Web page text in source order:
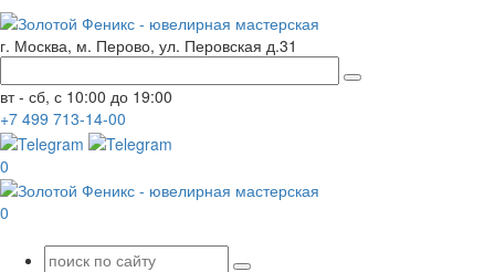
г. Москва, м. Перово, ул. Перовская д.31
вт - сб, с 10:00 до 19:00
+7 499 713-14-00
0
0